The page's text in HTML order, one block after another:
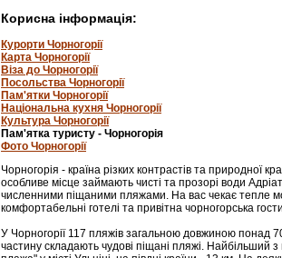
Корисна інформація:
Курорти Чорногорії
Карта Чорногорії
Віза до Чорногорії
Посольства Чорногорії
Пам'ятки Чорногорії
Національна кухня Чорногорії
Культура Чорногорії
Пам'ятка туристу - Чорногорія
Фото Чорногорії
Чорногорія - країна різких контрастів та природної
особливе місце займають чисті та прозорі води
численними піщаними пляжами. На вас чекає тепле
комфортабельні готелі та привітна чорногорська
У Чорногорії 117 пляжів загальною довжиною понад
частину складають чудові піщані пляжі. Найбільший